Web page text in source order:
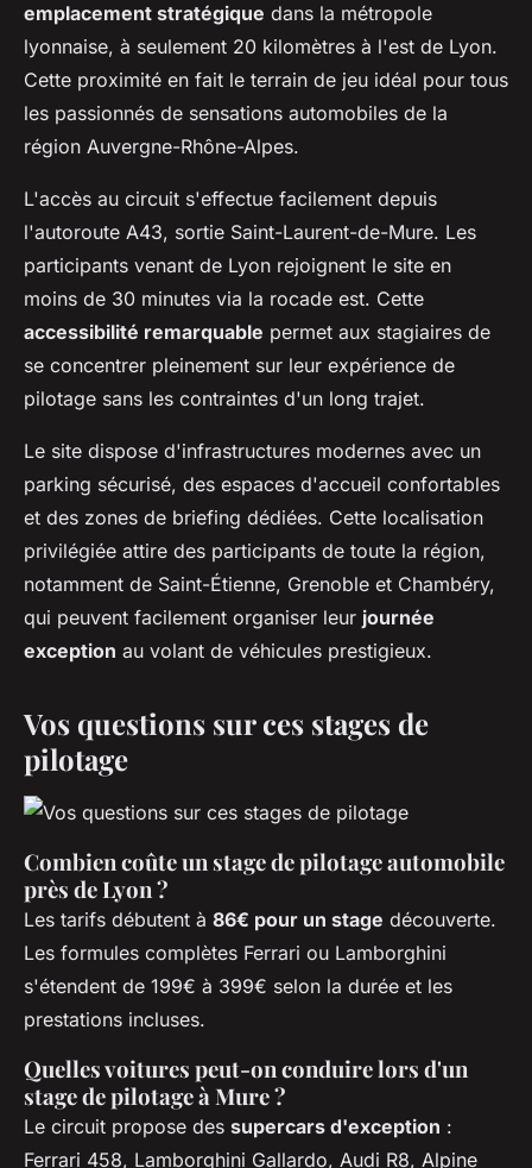
emplacement stratégique dans la métropole
lyonnaise, à seulement 20 kilomètres à l'est de Lyon.
Cette proximité en fait le terrain de jeu idéal pour tous
les passionnés de sensations automobiles de la
région Auvergne-Rhône-Alpes.
L'accès au circuit s'effectue facilement depuis
l'autoroute A43, sortie Saint-Laurent-de-Mure. Les
participants venant de Lyon rejoignent le site en
moins de 30 minutes via la rocade est. Cette
accessibilité remarquable permet aux stagiaires de
se concentrer pleinement sur leur expérience de
pilotage sans les contraintes d'un long trajet.
Le site dispose d'infrastructures modernes avec un
parking sécurisé, des espaces d'accueil confortables
et des zones de briefing dédiées. Cette localisation
privilégiée attire des participants de toute la région,
notamment de Saint-Étienne, Grenoble et Chambéry,
qui peuvent facilement organiser leur journée
exception au volant de véhicules prestigieux.
Vos questions sur ces stages de
pilotage
Combien coûte un stage de pilotage automobile
près de Lyon ?
Les tarifs débutent à 86€ pour un stage découverte.
Les formules complètes Ferrari ou Lamborghini
s'étendent de 199€ à 399€ selon la durée et les
prestations incluses.
Quelles voitures peut-on conduire lors d'un
stage de pilotage à Mure ?
Le circuit propose des supercars d'exception :
Ferrari 458, Lamborghini Gallardo, Audi R8, Alpine